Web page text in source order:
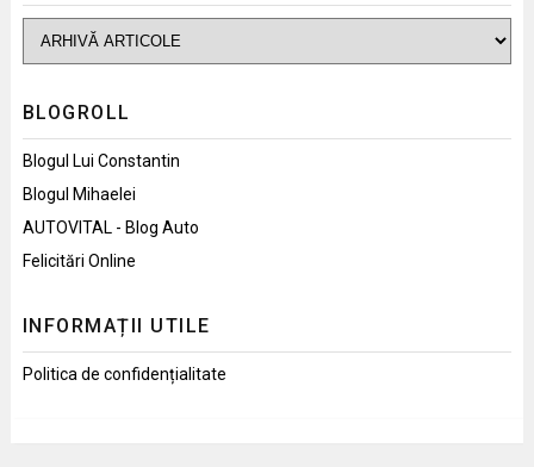
BLOGROLL
Blogul Lui Constantin
Blogul Mihaelei
AUTOVITAL - Blog Auto
Felicitări Online
INFORMAȚII UTILE
Politica de confidențialitate